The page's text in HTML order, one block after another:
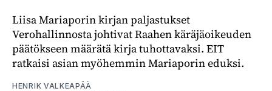
Liisa Mariaporin kirjan paljastukset
Verohallinnosta johtivat Raahen käräjäoikeuden
päätökseen määrätä kirja tuhottavaksi. EIT
ratkaisi asian myöhemmin Mariaporin eduksi.
HENRIK VALKEAPÄÄ